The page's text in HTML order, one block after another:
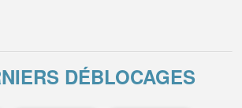
DÉBLOCAGES